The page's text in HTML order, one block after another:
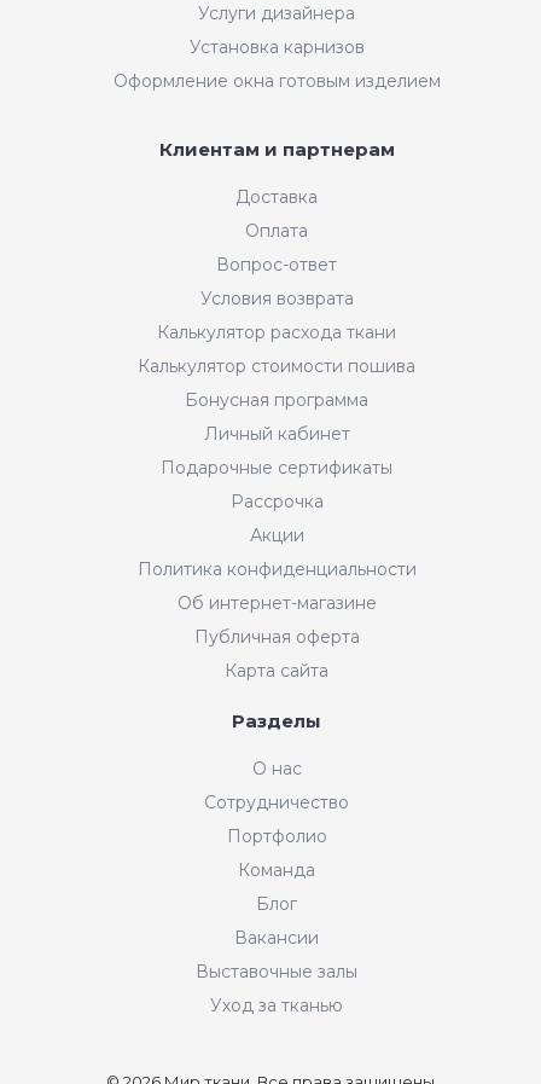
Услуги дизайнера
Установка карнизов
Оформление окна готовым изделием
Клиентам и партнерам
Доставка
Оплата
Вопрос-ответ
Условия возврата
Калькулятор расхода ткани
Калькулятор стоимости пошива
Бонусная программа
Личный кабинет
Подарочные сертификаты
Рассрочка
Акции
Политика конфиденциальности
Об интернет-магазине
Публичная оферта
Карта сайта
Разделы
О нас
Сотрудничество
Портфолио
Команда
Блог
Вакансии
Выставочные залы
Уход за тканью